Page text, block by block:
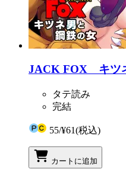
JACK FOX キツ
タテ読み
完結
55/¥61(税込)
カートに追加